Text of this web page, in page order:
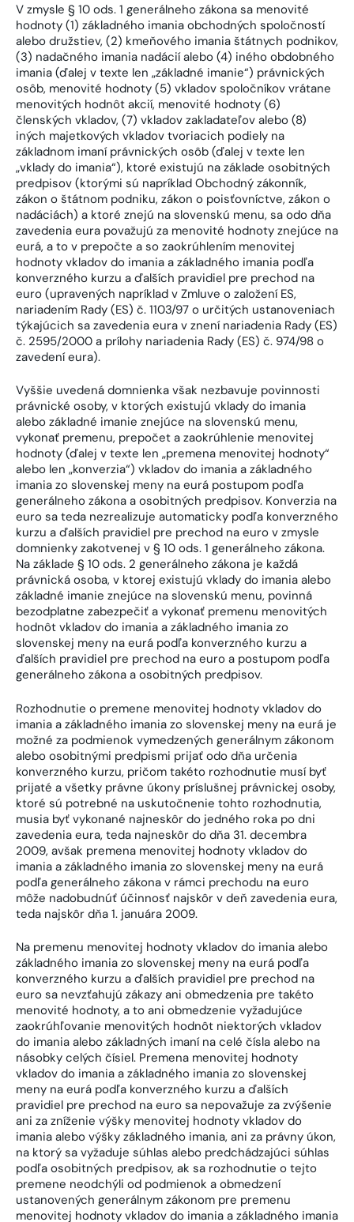
V zmysle § 10 ods. 1 generálneho zákona sa menovité
hodnoty (1) základného imania obchodných spoločností
alebo družstiev, (2) kmeňového imania štátnych podnikov,
(3) nadačného imania nadácií alebo (4) iného obdobného
imania (ďalej v texte len „základné imanie“) právnických
osôb, menovité hodnoty (5) vkladov spoločníkov vrátane
menovitých hodnôt akcií, menovité hodnoty (6)
členských vkladov, (7) vkladov zakladateľov alebo (8)
iných majetkových vkladov tvoriacich podiely na
základnom imaní právnických osôb (ďalej v texte len
„vklady do imania“), ktoré existujú na základe osobitných
predpisov (ktorými sú napríklad Obchodný zákonník,
zákon o štátnom podniku, zákon o poisťovníctve, zákon o
nadáciách) a ktoré znejú na slovenskú menu, sa odo dňa
zavedenia eura považujú za menovité hodnoty znejúce na
eurá, a to v prepočte a so zaokrúhlením menovitej
hodnoty vkladov do imania a základného imania podľa
konverzného kurzu a ďalších pravidiel pre prechod na
euro (upravených napríklad v Zmluve o založení ES,
nariadením Rady (ES) č. 1103/97 o určitých ustanoveniach
týkajúcich sa zavedenia eura v znení nariadenia Rady (ES)
č. 2595/2000 a prílohy nariadenia Rady (ES) č. 974/98 o
zavedení eura).
Vyššie uvedená domnienka však nezbavuje povinnosti
právnické osoby, v ktorých existujú vklady do imania
alebo základné imanie znejúce na slovenskú menu,
vykonať premenu, prepočet a zaokrúhlenie menovitej
hodnoty (ďalej v texte len „premena menovitej hodnoty“
alebo len „konverzia“) vkladov do imania a základného
imania zo slovenskej meny na eurá postupom podľa
generálneho zákona a osobitných predpisov. Konverzia na
euro sa teda nezrealizuje automaticky podľa konverzného
kurzu a ďalších pravidiel pre prechod na euro v zmysle
domnienky zakotvenej v § 10 ods. 1 generálneho zákona.
Na základe § 10 ods. 2 generálneho zákona je každá
právnická osoba, v ktorej existujú vklady do imania alebo
základné imanie znejúce na slovenskú menu, povinná
bezodplatne zabezpečiť a vykonať premenu menovitých
hodnôt vkladov do imania a základného imania zo
slovenskej meny na eurá podľa konverzného kurzu a
ďalších pravidiel pre prechod na euro a postupom podľa
generálneho zákona a osobitných predpisov.
Rozhodnutie o premene menovitej hodnoty vkladov do
imania a základného imania zo slovenskej meny na eurá je
možné za podmienok vymedzených generálnym zákonom
alebo osobitnými predpismi prijať odo dňa určenia
konverzného kurzu, pričom takéto rozhodnutie musí byť
prijaté a všetky právne úkony príslušnej právnickej osoby,
ktoré sú potrebné na uskutočnenie tohto rozhodnutia,
musia byť vykonané najneskôr do jedného roka po dni
zavedenia eura, teda najneskôr do dňa 31. decembra
2009, avšak premena menovitej hodnoty vkladov do
imania a základného imania zo slovenskej meny na eurá
podľa generálneho zákona v rámci prechodu na euro
môže nadobudnúť účinnosť najskôr v deň zavedenia eura,
teda najskôr dňa 1. januára 2009.
Na premenu menovitej hodnoty vkladov do imania alebo
základného imania zo slovenskej meny na eurá podľa
konverzného kurzu a ďalších pravidiel pre prechod na
euro sa nevzťahujú zákazy ani obmedzenia pre takéto
menovité hodnoty, a to ani obmedzenie vyžadujúce
zaokrúhľovanie menovitých hodnôt niektorých vkladov
do imania alebo základných imaní na celé čísla alebo na
násobky celých čísiel. Premena menovitej hodnoty
vkladov do imania a základného imania zo slovenskej
meny na eurá podľa konverzného kurzu a ďalších
pravidiel pre prechod na euro sa nepovažuje za zvýšenie
ani za zníženie výšky menovitej hodnoty vkladov do
imania alebo výšky základného imania, ani za právny úkon,
na ktorý sa vyžaduje súhlas alebo predchádzajúci súhlas
podľa osobitných predpisov, ak sa rozhodnutie o tejto
premene neodchýli od podmienok a obmedzení
ustanovených generálnym zákonom pre premenu
menovitej hodnoty vkladov do imania a základného imania